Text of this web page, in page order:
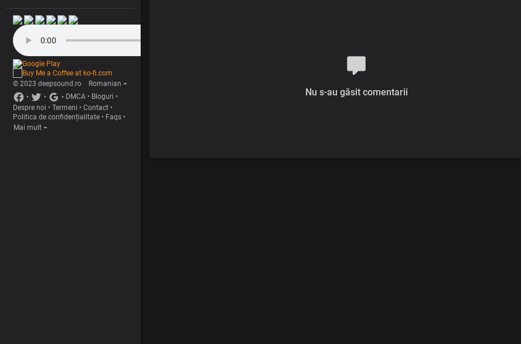
© 2023 deepsound.ro
Romanian
•
• • DMCA • Bloguri •
Despre noi • Termeni • Contact •
Politica de confidențialitate • Faqs •
Mai mult
Nu s-au găsit comentarii